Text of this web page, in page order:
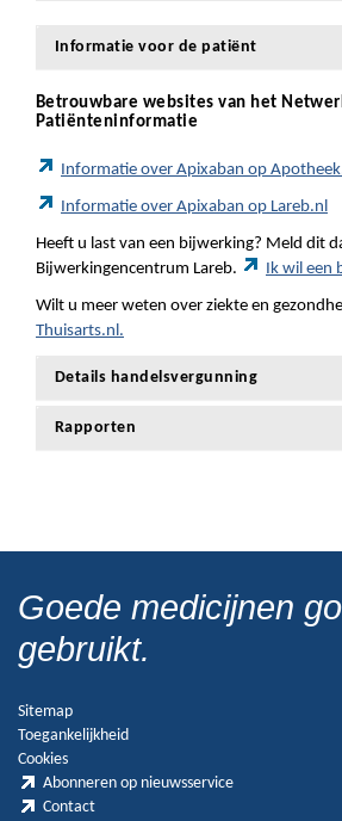
Informatie voor de patiënt
Betrouwbare websites van het
Patiënteninformatie
Informatie over Apixaban op
Informatie over Apixaban op Lareb.nl
Heeft u last van een bijwerking? Meld dit
Bijwerkingencentrum Lareb.
Ik wil een
Wilt u meer weten over ziekte en
Thuisarts.nl.
Details handelsvergunning
Rapporten
Goede medicijnen
gebruikt.
Sitemap
Toegankelijkheid
Cookies
Abonneren op nieuwsservice
Contact